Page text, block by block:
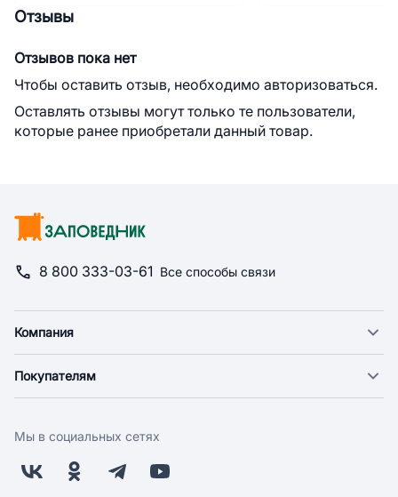
Отзывы
Отзывов пока нет
Чтобы оставить отзыв, необходимо авторизоваться.
Оставлять отзывы могут только те пользователи,
которые ранее приобретали данный товар.
8 800 333-03-61 Все способы связи
Компания
Новости
Поставщикам
Заводчикам
Покупателям
Оплата
Бонусная программа
Мы в социальных сетях